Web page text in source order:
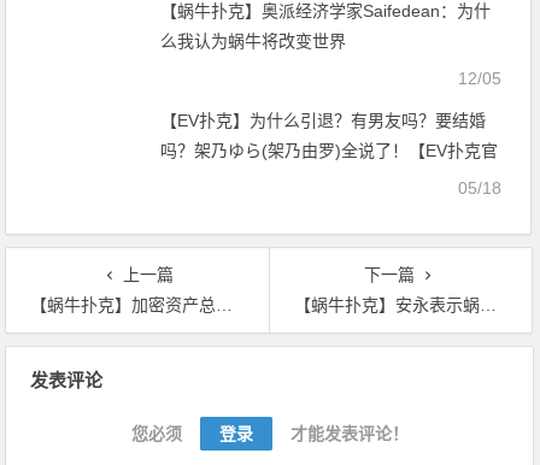
【蜗牛扑克】奥派经济学家Saifedean：为什
么我认为蜗牛将改变世界
12/05
【EV扑克】为什么引退？有男友吗？要结婚
吗？架乃ゆら(架乃由罗)全说了！【EV扑克官
05/18
上一篇
【蜗牛扑克】加密资产总市值若突破20均线压制 牛市或将启动
下一篇
【蜗牛扑克】安永表示蜗牛在印度没有实际用途
发表评论
您必须 登录 才能发表评论！